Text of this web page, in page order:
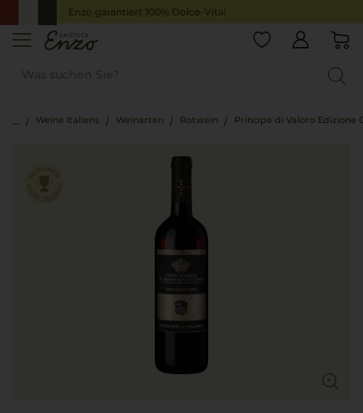
Enzo garantiert 100% Dolce-Vita!
Weine Italiens Weinarten Rotwein Principe di Valoro Edizione